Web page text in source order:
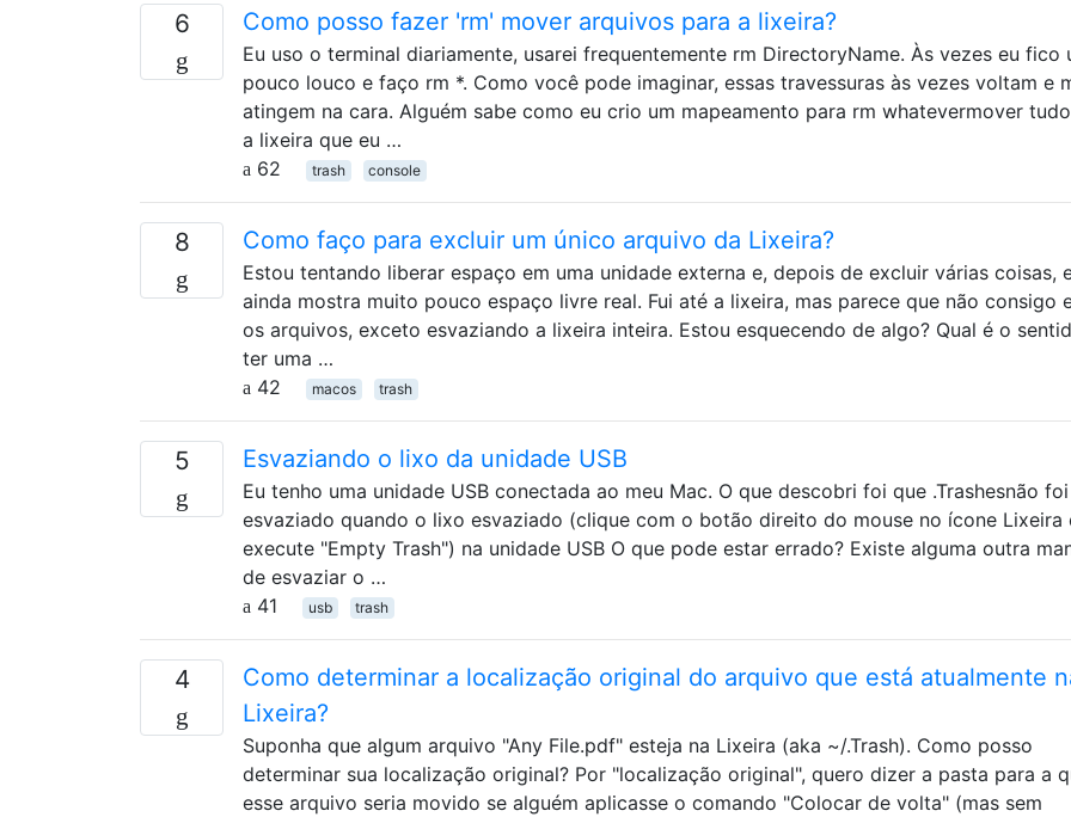
6 Como posso fazer 'rm' mover arquivos para a lixeira?
Eu uso o terminal diariamente, usarei frequentemente rm DirectoryName. Às vezes eu fico
pouco louco e faço rm *. Como você pode imaginar, essas travessuras às vezes voltam e
atingem na cara. Alguém sabe como eu crio um mapeamento para rm whatevermover
a lixeira que eu …
62
trash console
8 Como faço para excluir um único arquivo da Lixeira?
Estou tentando liberar espaço em uma unidade externa e, depois de excluir várias coisas,
ainda mostra muito pouco espaço livre real. Fui até a lixeira, mas parece que não consigo
os arquivos, exceto esvaziando a lixeira inteira. Estou esquecendo de algo? Qual é o
ter uma …
42
macos trash
5 Esvaziando o lixo da unidade USB
Eu tenho uma unidade USB conectada ao meu Mac. O que descobri foi que .Trashesnão foi
esvaziado quando o lixo esvaziado (clique com o botão direito do mouse no ícone Lixeira
execute "Empty Trash") na unidade USB O que pode estar errado? Existe alguma outra
de esvaziar o …
41
usb trash
4
Como determinar a localização original do arquivo que está atualmente
Lixeira?
Suponha que algum arquivo "Any File.pdf" esteja na Lixeira (aka ~/.Trash). Como posso
determinar sua localização original? Por "localização original", quero dizer a pasta para a
esse arquivo seria movido se alguém aplicasse o comando "Colocar de volta" (mas sem